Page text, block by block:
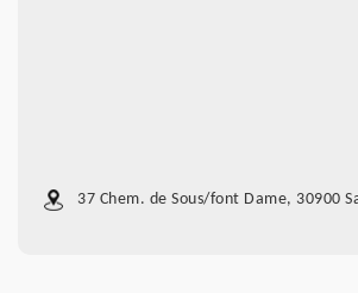
37 Chem. de Sous/font Dame, 30900